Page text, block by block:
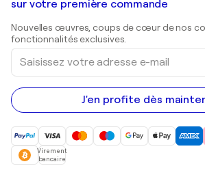
Estampes
Peintures acryliques
Galeries d'art en Belgique
sur votre première commande
Nouvelles œuvres, coups de cœur de nos
fonctionnalités exclusives.
Saisissez
votre
adresse
e-
mail
J'en profite dès
Virement
bancaire